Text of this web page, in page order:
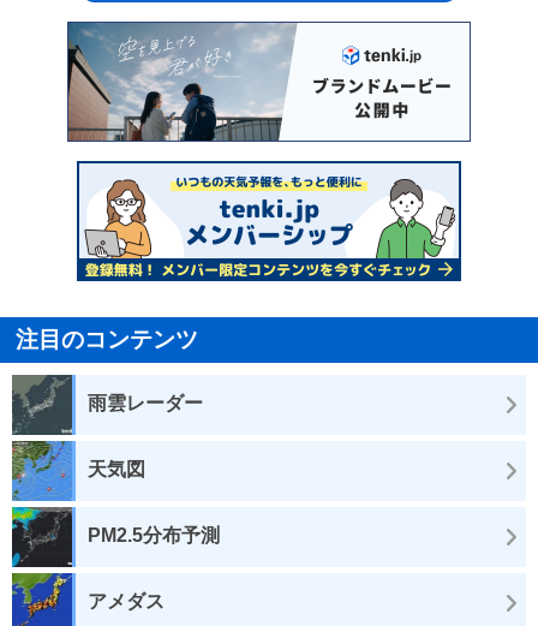
注目のコンテンツ
雨雲レーダー
天気図
PM2.5分布予測
アメダス